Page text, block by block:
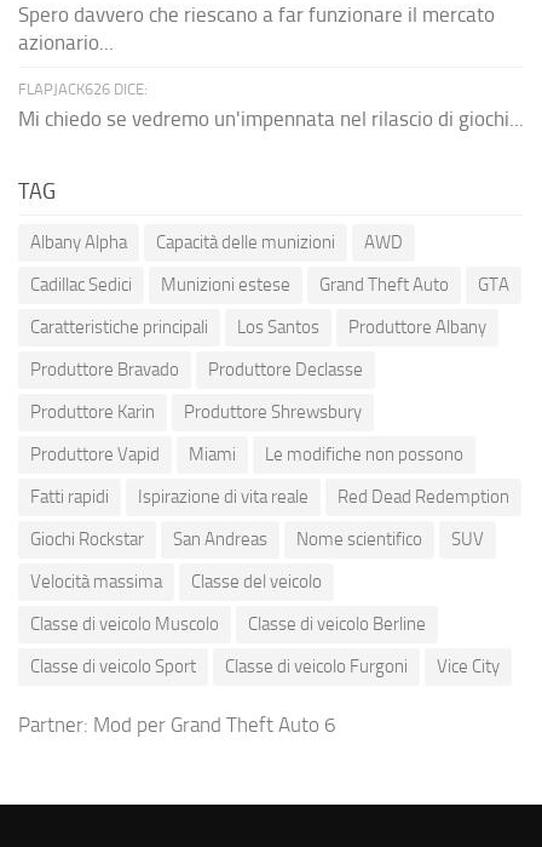
Spero davvero che riescano a far funzionare il mercato
azionario...
FLAPJACK626 DICE:
Mi chiedo se vedremo un'impennata nel rilascio di giochi...
TAG
Albany Alpha Capacità delle munizioni
AWD
Cadillac Sedici
Munizioni estese Grand Theft Auto
GTA
Caratteristiche principali
Los Santos
Produttore Albany
Produttore Bravado
Produttore Declasse
Produttore Karin
Produttore Shrewsbury
Produttore Vapid
Miami
Le modifiche non possono
Fatti rapidi
Ispirazione di vita reale
Red Dead Redemption
Giochi Rockstar
San Andreas Nome scientifico
SUV
Velocità massima
Classe del veicolo
Classe di veicolo Muscolo
Classe di veicolo Berline
Classe di veicolo Sport
Classe di veicolo Furgoni Vice City
Partner: Mod per Grand Theft Auto 6